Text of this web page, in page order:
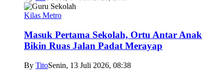
Kilas Metro
Masuk Pertama Sekolah, Ortu Antar Anak
Bikin Ruas Jalan Padat Merayap
By TitoSenin, 13 Juli 2026, 08:38